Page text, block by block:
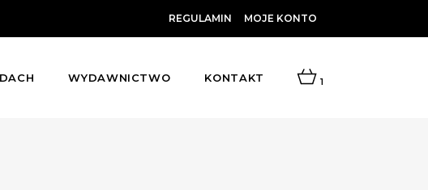
REGULAMIN MOJE KONTO
WYDAWNICTWO KONTAKT 1